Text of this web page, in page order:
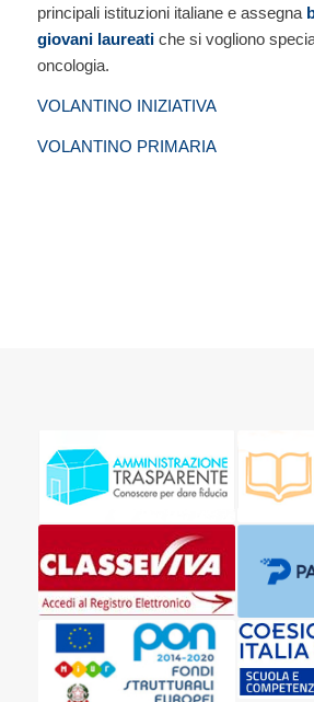
principali istituzioni italiane e assegna
giovani laureatiche si vogliono
oncologia.
VOLANTINO INIZIATIVA
VOLANTINO PRIMARIA